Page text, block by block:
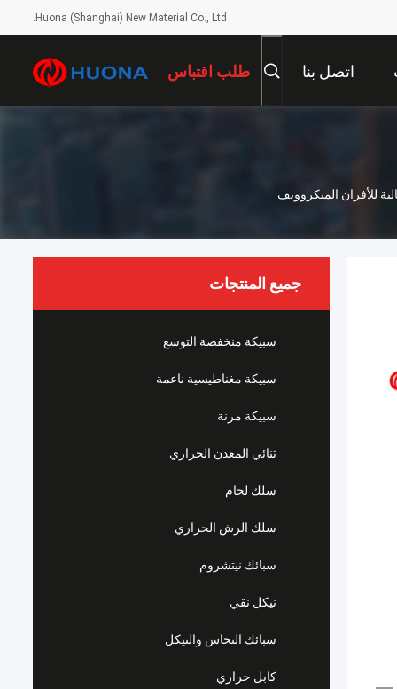
Huona (Shanghai) New Material Co., Ltd.
اتصل بنا طلب اقتباس
جميع المنتجات
سبيكة منخفضة التوسع
سبيكة مغناطيسية ناعمة
سبيكة مرنة
ثنائي المعدن الحراري
سلك لحام
سلك الرش الحراري
سبائك نيتشروم
نيكل نقي
سبائك النحاس والنيكل
كابل حراري